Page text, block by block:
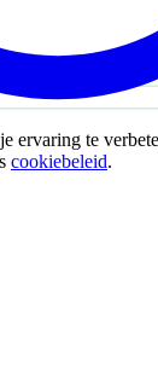
ervaring te
cookiebeleid.